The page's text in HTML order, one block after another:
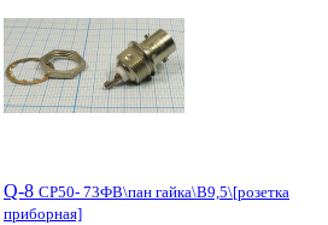
Q-8 СР50- 73ФВ\пан гайка\B9,5\[розетка
приборная]